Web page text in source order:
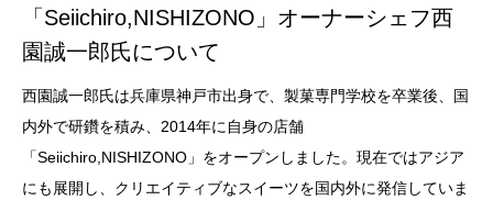
「Seiichiro,NISHIZONO」オーナーシェフ西
園誠一郎氏について
西園誠一郎氏は兵庫県神戸市出身で、製菓専門学校を卒業後、国
内外で研鑽を積み、2014年に自身の店舗
「Seiichiro,NISHIZONO」をオープンしました。現在ではアジア
にも展開し、クリエイティブなスイーツを国内外に発信していま